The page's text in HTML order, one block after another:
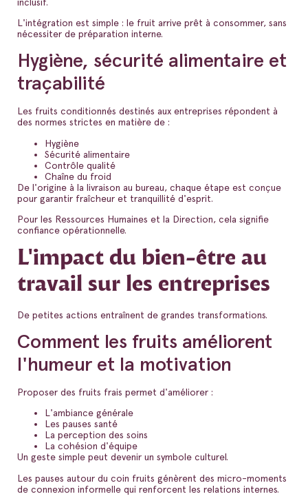
L'intégration est simple : le fruit arrive prêt à consommer, sans
nécessiter de préparation interne.
Hygiène, sécurité alimentaire et
traçabilité
Les fruits conditionnés destinés aux entreprises répondent à
des normes strictes en matière de :
Hygiène
Sécurité alimentaire
Contrôle qualité
Chaîne du froid
De l'origine à la livraison au bureau, chaque étape est conçue
pour garantir fraîcheur et tranquillité d'esprit.
Pour les Ressources Humaines et la Direction, cela signifie
confiance opérationnelle.
L'impact du bien-être au
travail sur les entreprises
De petites actions entraînent de grandes transformations.
Comment les fruits améliorent
l'humeur et la motivation
Proposer des fruits frais permet d'améliorer :
L'ambiance générale
Les pauses santé
La perception des soins
La cohésion d'équipe
Un geste simple peut devenir un symbole culturel.
Les pauses autour du coin fruits génèrent des micro-moments
de connexion informelle qui renforcent les relations internes.